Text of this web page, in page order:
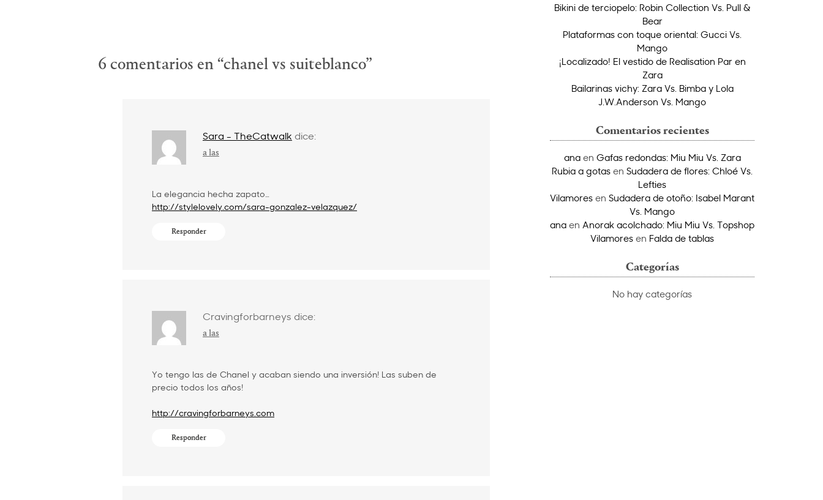
6 comentarios en “chanel vs suiteblanco”
Sara - TheCatwalk dice:
a las
La elegancia hecha zapato…
http://stylelovely.com/sara-gonzalez-velazquez/
Responder
Cravingforbarneys dice:
a las
Yo tengo las de Chanel y acaban siendo una inversión! Las suben de
precio todos los años!
http://cravingforbarneys.com
Responder
Bikini de terciopelo: Robin Collection Vs. Pull &
Bear
Plataformas con toque oriental: Gucci Vs.
Mango
¡Localizado! El vestido de Realisation Par en
Zara
Bailarinas vichy: Zara Vs. Bimba y Lola
J.W.Anderson Vs. Mango
Comentarios recientes
anaen Gafas redondas: Miu Miu Vs. Zara
Rubia a gotas en Sudadera de flores: Chloé Vs.
Lefties
Vilamores en Sudadera de otoño: Isabel Marant
Vs. Mango
ana en Anorak acolchado: Miu Miu Vs. Topshop
Vilamores en Falda de tablas
Categorías
No hay categorías